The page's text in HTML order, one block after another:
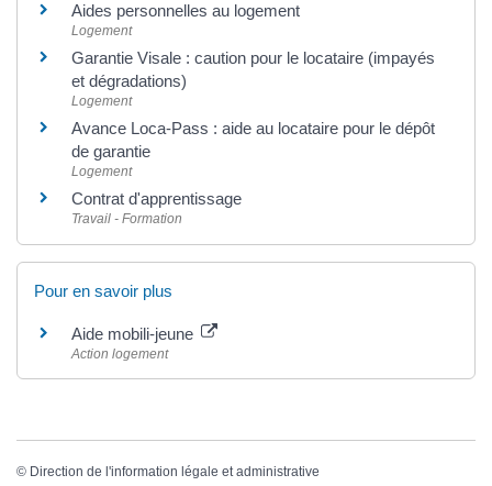
Aides personnelles au logement
Logement
Garantie Visale : caution pour le locataire (impayés
et dégradations)
Logement
Avance Loca-Pass : aide au locataire pour le dépôt
de garantie
Logement
Contrat d'apprentissage
Travail - Formation
Pour en savoir plus
Aide mobili-jeune
Action logement
© Direction de l'information légale et administrative